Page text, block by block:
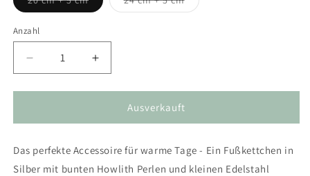
ausverkauft ausverkauft
Anzahl
Verringere
die
Menge
Fußkettchen
Silber
mit
Erhöhe
die
Menge
Fußkettchen
Silber
mit
Ausverkauft
Das perfekte Accessoire für warme Tage - Ein Fußkettchen in
Silber mit bunten Howlith Perlen und kleinen Edelstahl